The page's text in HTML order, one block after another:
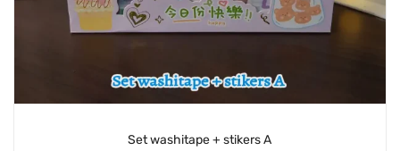
Set washitape + stikers A